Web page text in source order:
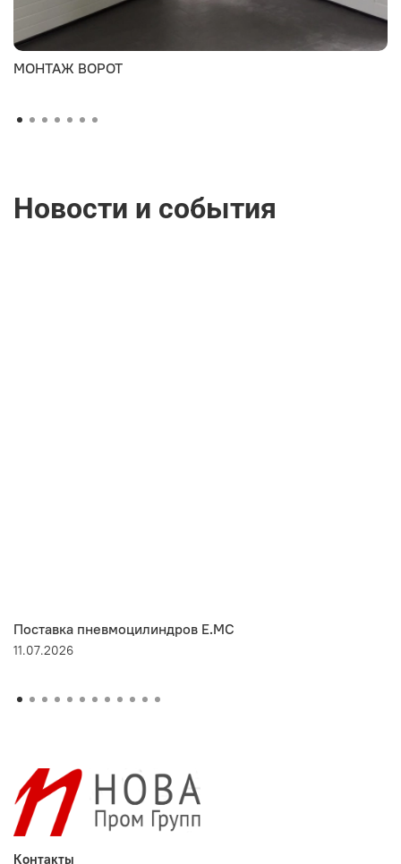
МОНТАЖ ВОРОТ
Новости и события
Поставка пневмоцилиндров E.MC
11.07.2026
Контакты